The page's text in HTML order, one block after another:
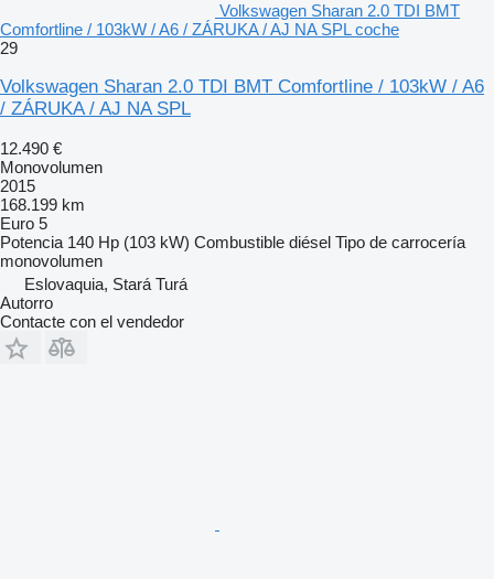
Volkswagen Sharan 2.0 TDI BMT
Comfortline / 103kW / A6 / ZÁRUKA / AJ NA SPL coche
29
Volkswagen Sharan 2.0 TDI BMT Comfortline / 103kW / A6
/ ZÁRUKA / AJ NA SPL
12.490 €
Monovolumen
2015
168.199 km
Euro 5
Potencia 140 Hp (103 kW) Combustible diésel Tipo de carrocería
monovolumen
Eslovaquia, Stará Turá
Autorro
Contacte con el vendedor